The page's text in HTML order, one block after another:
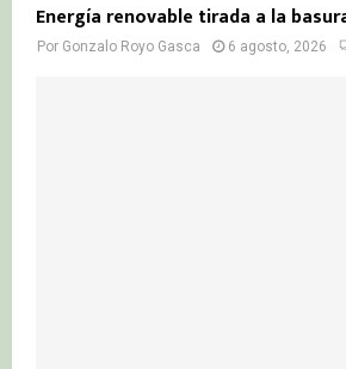
Energía renovable tirada a la
Por Gonzalo Royo Gasca 6 agosto, 2026